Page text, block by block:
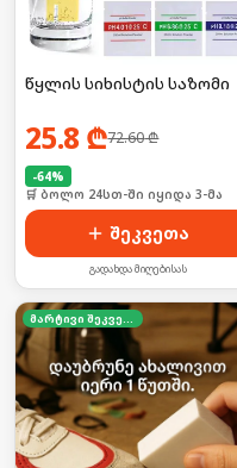
წყლის სიხისტის საზომი
25.8 ₾72.60₾
-64%
🛒 ბოლო 24სთ-ში იყიდა 3-მა
შეკვეთა
გადახდა მიღებისას
მარტივი შეკვეთა